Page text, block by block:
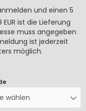
und einen 5
ist die Lieferung
muss angegeben
ist jederzeit
möglich.
wählen